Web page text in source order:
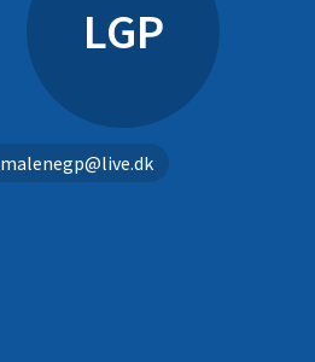
LGP
malenegp@live.dk